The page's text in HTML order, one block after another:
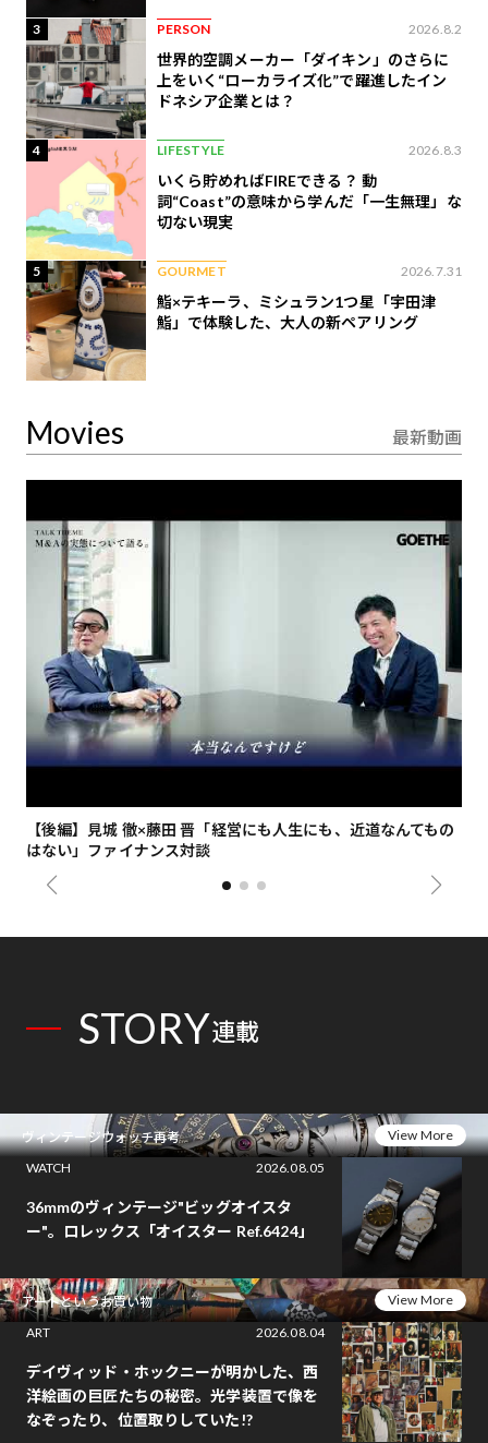
3 PERSON 2026.8.2
世界的空調メーカー「ダイキン」のさらに
上をいく“ローカライズ化”で躍進したイン
ドネシア企業とは？
4 LIFESTYLE 2026.8.3
いくら貯めればFIREできる？ 動
詞“Coast”の意味から学んだ「一生無理」な
切ない現実
5 GOURMET 2026.7.31
鮨×テキーラ、ミシュラン1つ星「宇田津
鮨」で体験した、大人の新ペアリング
Movies 最新動画
【後編】見城 徹×藤田 晋「経営にも人生にも、近道なんてもの
はない」ファイナンス対談
STORY連載
ヴィンテージウォッチ再考
View More
WATCH
2026.08.05
36mmのヴィンテージ"ビッグオイスタ
ー"。ロレックス「オイスター Ref.6424」
アートというお買い物
View More
ART
2026.08.04
デイヴィッド・ホックニーが明かした、西
洋絵画の巨匠たちの秘密。光学装置で像を
なぞったり、位置取りしていた!?